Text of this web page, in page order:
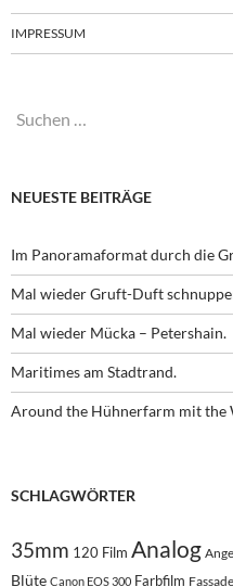
IMPRESSUM
Suchen
NEUESTE BEITRÄGE
Im Panoramaformat durch die
Mal wieder Gruft-Duft
Mal wieder Mücka – Petershain.
Maritimes am Stadtrand.
Around the Hühnerfarm mit the
SCHLAGWÖRTER
35mm 120 Film Analog
Blüte Canon EOS 300 Farbfilm Fassade